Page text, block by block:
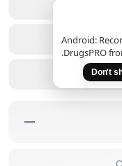
−
Android:
DrugsPRO
Don't